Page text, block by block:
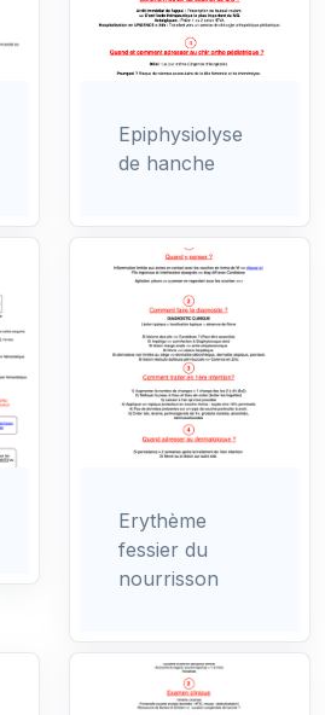
Epiphysiolyse
de hanche
Erythème
fessier du
nourrisson